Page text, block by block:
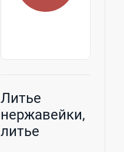
Литье
нержавейки,
литье